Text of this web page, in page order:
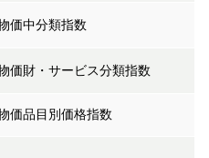
価中分類指数
価財・サービス分類指数
価品目別価格指数